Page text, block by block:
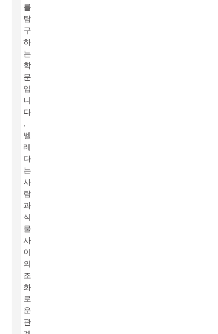
를
탐
구
하
는
학
문
입
니
다
.
벨
레
다
는
사
람
과
식
물
사
이
의
조
화
로
운
관